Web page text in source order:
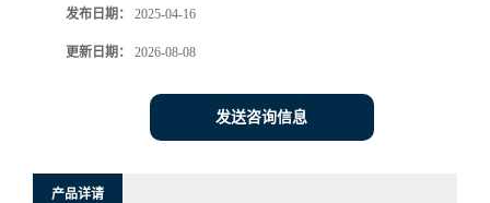
发布日期： 2025-04-16
更新日期： 2026-08-08
发送咨询信息
产品详请